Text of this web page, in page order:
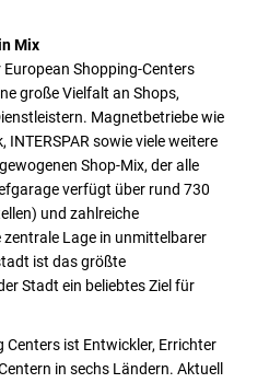
Mix
European Shopping-Centers
große Vielfalt an Shops,
Magnetbetriebe wie
INTERSPAR sowie viele weitere
Shop-Mix, der alle
verfügt über rund 730
und zahlreiche
Lage in unmittelbarer
ist das größte
Stadt ein beliebtes Ziel für
Centers ist Entwickler, Errichter
in sechs Ländern. Aktuell